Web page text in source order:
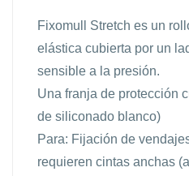
Fixomull Stretch es un
elástica cubierta por un
sensible a la presión.
Una franja de protección
de siliconado blanco)
Para: Fijación de
requieren cintas anchas